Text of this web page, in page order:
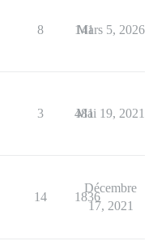
8 141
Mars 5, 2026
3 481
Mai 19, 2021
14 1836
Décembre
17, 2021